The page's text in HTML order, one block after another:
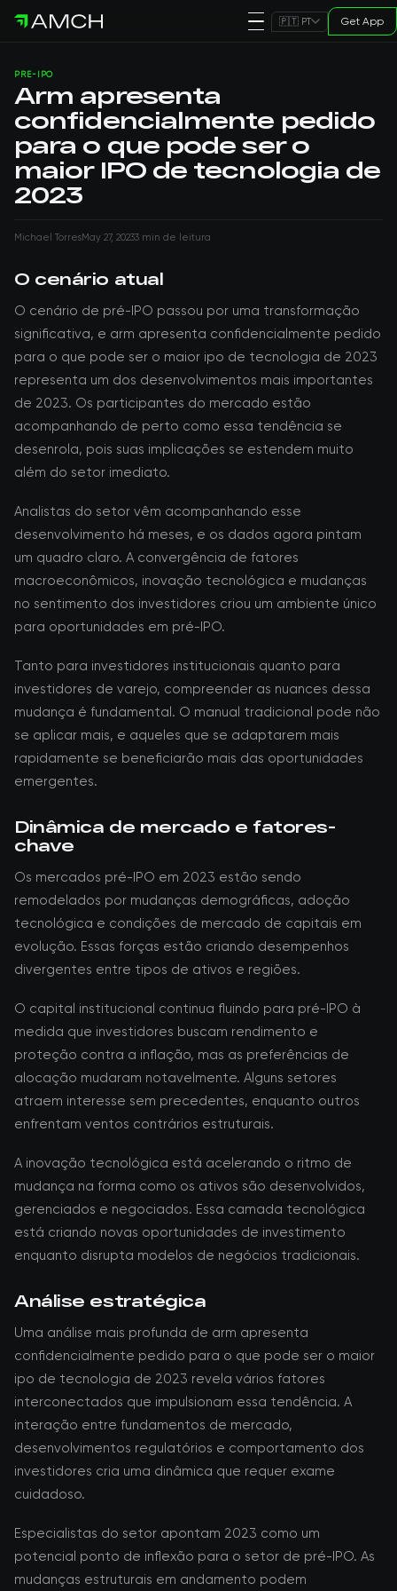
🇵🇹 PT Get App
PRE-IPO
Arm apresenta
confidencialmente pedido
para o que pode ser o
maior IPO de tecnologia de
2023
Michael TorresMay 27, 20233 min de leitura
O cenário atual
O cenário de pré-IPO passou por uma transformação
significativa, e arm apresenta confidencialmente pedido
para o que pode ser o maior ipo de tecnologia de 2023
representa um dos desenvolvimentos mais importantes
de 2023. Os participantes do mercado estão
acompanhando de perto como essa tendência se
desenrola, pois suas implicações se estendem muito
além do setor imediato.
Analistas do setor vêm acompanhando esse
desenvolvimento há meses, e os dados agora pintam
um quadro claro. A convergência de fatores
macroeconômicos, inovação tecnológica e mudanças
no sentimento dos investidores criou um ambiente único
para oportunidades em pré-IPO.
Tanto para investidores institucionais quanto para
investidores de varejo, compreender as nuances dessa
mudança é fundamental. O manual tradicional pode não
se aplicar mais, e aqueles que se adaptarem mais
rapidamente se beneficiarão mais das oportunidades
emergentes.
Dinâmica de mercado e fatores-
chave
Os mercados pré-IPO em 2023 estão sendo
remodelados por mudanças demográficas, adoção
tecnológica e condições de mercado de capitais em
evolução. Essas forças estão criando desempenhos
divergentes entre tipos de ativos e regiões.
O capital institucional continua fluindo para pré-IPO à
medida que investidores buscam rendimento e
proteção contra a inflação, mas as preferências de
alocação mudaram notavelmente. Alguns setores
atraem interesse sem precedentes, enquanto outros
enfrentam ventos contrários estruturais.
A inovação tecnológica está acelerando o ritmo de
mudança na forma como os ativos são desenvolvidos,
gerenciados e negociados. Essa camada tecnológica
está criando novas oportunidades de investimento
enquanto disrupta modelos de negócios tradicionais.
Análise estratégica
Uma análise mais profunda de arm apresenta
confidencialmente pedido para o que pode ser o maior
ipo de tecnologia de 2023 revela vários fatores
interconectados que impulsionam essa tendência. A
interação entre fundamentos de mercado,
desenvolvimentos regulatórios e comportamento dos
investidores cria uma dinâmica que requer exame
cuidadoso.
Especialistas do setor apontam 2023 como um
potencial ponto de inflexão para o setor de pré-IPO. As
mudanças estruturais em andamento podem